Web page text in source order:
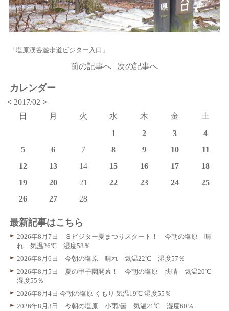
「塩原渓谷遊歩道ビジター入口」
前の記事へ | 次の記事へ
カレンダー
< 2017/02>
日
月 火 水 木 金
土
1
2 3
4
5
6 7 8 9 10
11
12
13 14 15 16 17
18
19
20 21 22 23 24
25
26
27 28
最新記事はこちら
2026年8月7日 Ｓビジター夏まつりスタート！ 今朝の塩原 晴
れ 気温26℃ 湿度58％
2026年8月6日 今朝の塩原 晴れ 気温22℃ 湿度57％
2026年8月5日 夏の甲子園開幕！ 今朝の塩原 快晴 気温20℃
湿度55％
2026年8月4日 今朝の塩原 くもり 気温19℃ 湿度55％
2026年8月3日 今朝の塩原 小雨/曇 気温21℃ 湿度60％